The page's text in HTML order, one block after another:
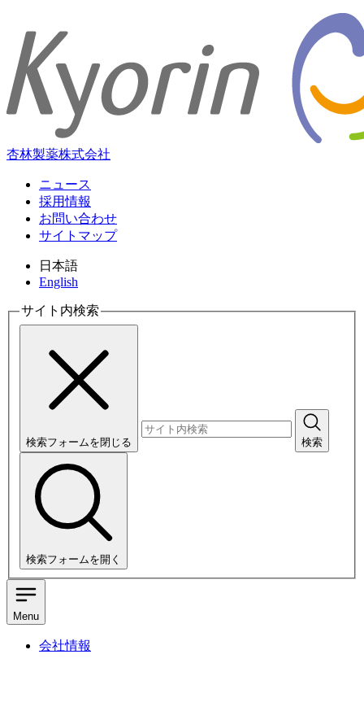
杏林製薬株式会社
ニュース
採用情報
お問い合わせ
サイトマップ
日本語
English
サイト内検索
検索フォームを閉じる 検索
検索フォームを開く
Menu
会社情報